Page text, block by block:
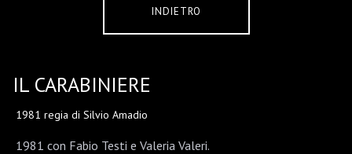
INDIETRO
IL CARABINIERE
1981 regia di Silvio Amadio
1981 con Fabio Testi e Valeria Valeri.